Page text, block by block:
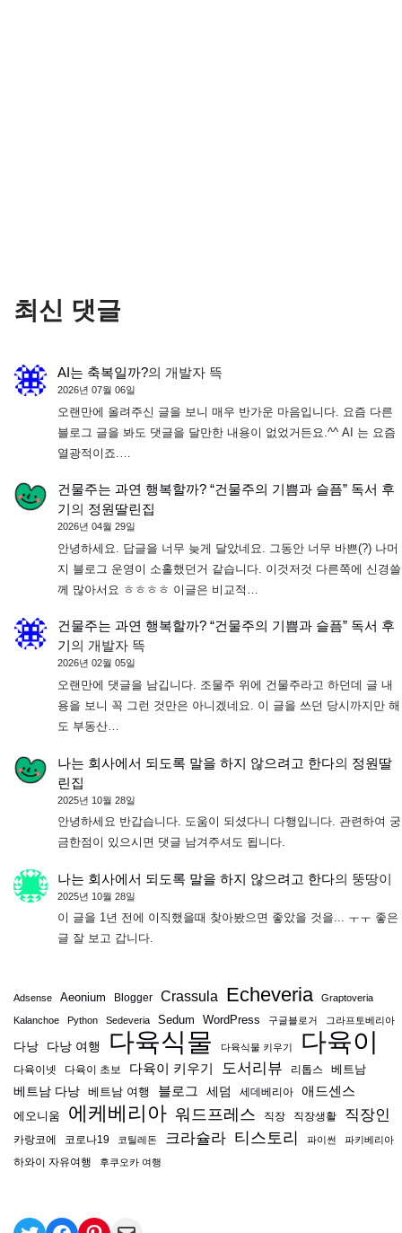
최신 댓글
AI는 축복일까?의 개발자 뜩
2026년 07월 06일
오랜만에 올려주신 글을 보니 매우 반가운 마음입니다. 요즘 다른
블로그 글을 봐도 댓글을 달만한 내용이 없었거든요.^^ AI 는 요즘
열광적이죠.…
건물주는 과연 행복할까? “건물주의 기쁨과 슬픔” 독서 후
기의 정원딸린집
2026년 04월 29일
안녕하세요. 답글을 너무 늦게 달았네요. 그동안 너무 바쁜(?) 나머
지 블로그 운영이 소홀했던거 같습니다. 이것저것 다른쪽에 신경쓸
께 많아서요 ㅎㅎㅎㅎ 이글은 비교적…
건물주는 과연 행복할까? “건물주의 기쁨과 슬픔” 독서 후
기의 개발자 뜩
2026년 02월 05일
오랜만에 댓글을 남깁니다. 조물주 위에 건물주라고 하던데 글 내
용을 보니 꼭 그런 것만은 아니겠네요. 이 글을 쓰던 당시까지만 해
도 부동산…
나는 회사에서 되도록 말을 하지 않으려고 한다의 정원딸
린집
2025년 10월 28일
안녕하세요 반갑습니다. 도움이 되셨다니 다행입니다. 관련하여 궁
금한점이 있으시면 댓글 남겨주셔도 됩니다.
나는 회사에서 되도록 말을 하지 않으려고 한다의 뚱땅이
2025년 10월 28일
이 글을 1년 전에 이직했을때 찾아봤으면 좋았을 것을... ㅜㅜ 좋은
글 잘 보고 갑니다.
Adsense Aeonium Blogger Crassula Echeveria Graptoveria
Kalanchoe Python Sedeveria Sedum WordPress 구글블로거 그라프토베리아
다낭 다낭 여행 다육식물 다육식물 키우기 다육이
다육이넷 다육이 초보 다육이 키우기 도서리뷰 리톱스
베트남
베트남 다낭 베트남 여행 블로그 세덤 세데베리아 애드센스
에오니움 에케베리아 워드프레스 직장 직장생활 직장인
카랑코에 코로나19 코틸레돈 크라슐라 티스토리 파이썬 파키베리아
하와이 자유여행 후쿠오카 여행